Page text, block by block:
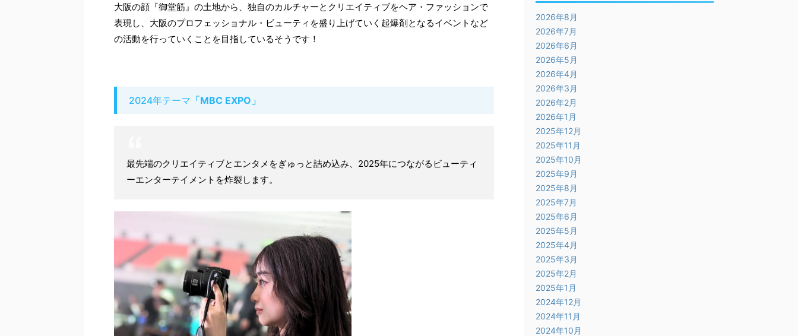
大阪の顔『御堂筋』の土地から、独自のカルチャーとクリエイティブをヘア・ファッションで
表現し、大阪のプロフェッショナル・ビューティを盛り上げていく起爆剤となるイベントなど
の活動を行っていくことを目指しているそうです！
2024年テーマ 「MBC EXPO」
最先端のクリエイティブとエンタメをぎゅっと詰め込み、2025年につながるビューティ
ーエンターテイメントを炸裂します。
2026年8月
2026年7月
2026年6月
2026年5月
2026年4月
2026年3月
2026年2月
2026年1月
2025年12月
2025年11月
2025年10月
2025年9月
2025年8月
2025年7月
2025年6月
2025年5月
2025年4月
2025年3月
2025年2月
2025年1月
2024年12月
2024年11月
2024年10月